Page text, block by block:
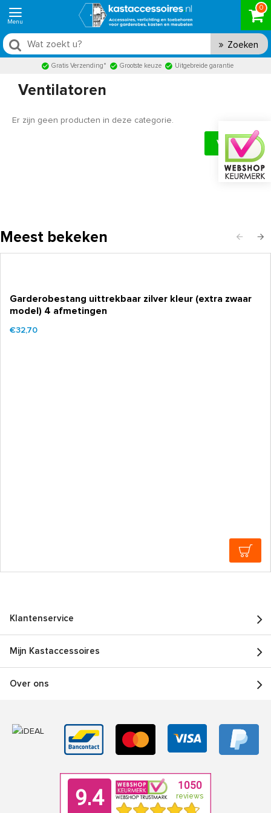
0
Zoeken
Gratis Verzending* Grootste keuze Uitgebreide garantie
Ventilatoren
Er zijn geen producten in deze categorie.
Verder
Meest bekeken
Garderobestang uittrekbaar zilver kleur (extra zwaar
model) 4 afmetingen
€32,70
Klantenservice
Mijn Kastaccessoires
Over ons